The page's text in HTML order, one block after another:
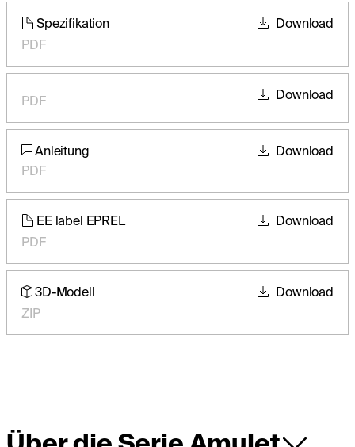
Spezifikation
PDF
Download
PDF Download
Anleitung
PDF
Download
EE label EPREL
PDF
Download
3D-Modell
ZIP
Download